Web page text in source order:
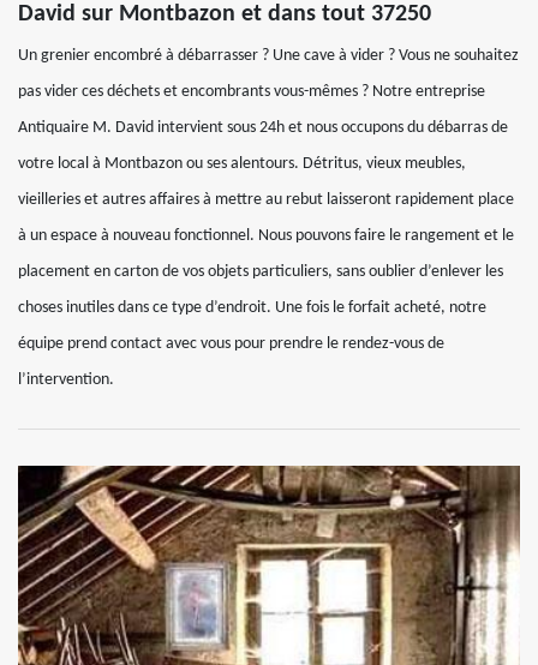
David sur Montbazon et dans tout 37250
Un grenier encombré à débarrasser ? Une cave à vider ? Vous ne souhaitez
pas vider ces déchets et encombrants vous-mêmes ? Notre entreprise
Antiquaire M. David intervient sous 24h et nous occupons du débarras de
votre local à Montbazon ou ses alentours. Détritus, vieux meubles,
vieilleries et autres affaires à mettre au rebut laisseront rapidement place
à un espace à nouveau fonctionnel. Nous pouvons faire le rangement et le
placement en carton de vos objets particuliers, sans oublier d’enlever les
choses inutiles dans ce type d’endroit. Une fois le forfait acheté, notre
équipe prend contact avec vous pour prendre le rendez-vous de
l’intervention.